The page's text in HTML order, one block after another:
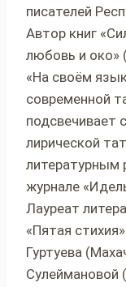
писателей
Автор книг
любовь и око»
«На своём
современной
подсвечивает
лирической
журнале
Лауреат
«Пятая
Гуртуева
Сулеймановой